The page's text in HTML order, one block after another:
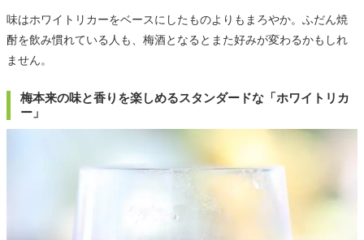
味はホワイトリカーをベースにしたものよりもまろやか。ふだん焼
酎を飲み慣れている人も、梅酒となるとまた好みが変わるかもしれ
ません。
梅本来の味と香りを楽しめるスタンダードな「ホワイトリカ
ー」